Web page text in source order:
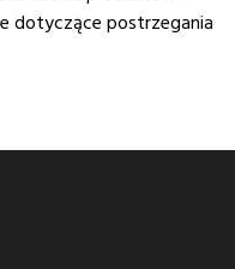
dotyczące postrzegania